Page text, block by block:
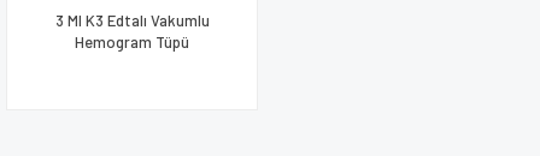
3 Ml K3 Edtalı Vakumlu
Hemogram Tüpü